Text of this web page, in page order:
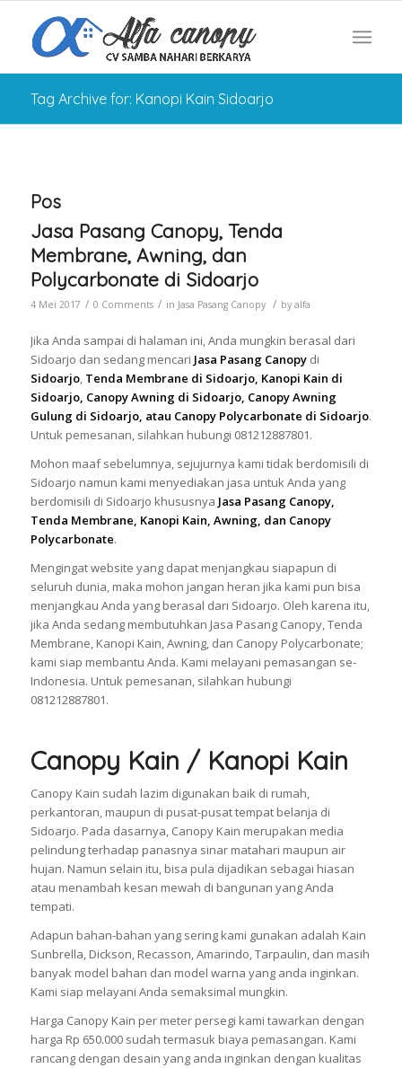
Tag Archive for: Kanopi Kain Sidoarjo
Pos
Jasa Pasang Canopy, Tenda
Membrane, Awning, dan
Polycarbonate di Sidoarjo
4 Mei 2017 / 0 Comments / in Jasa Pasang Canopy / by alfa
Jika Anda sampai di halaman ini, Anda mungkin berasal dari
Sidoarjo dan sedang mencari Jasa Pasang Canopy di
Sidoarjo, Tenda Membrane di Sidoarjo, Kanopi Kain di
Sidoarjo, Canopy Awning di Sidoarjo, Canopy Awning
Gulung di Sidoarjo, atau Canopy Polycarbonate di Sidoarjo.
Untuk pemesanan, silahkan hubungi 081212887801.
Mohon maaf sebelumnya, sejujurnya kami tidak berdomisili di
Sidoarjo namun kami menyediakan jasa untuk Anda yang
berdomisili di Sidoarjo khususnya Jasa Pasang Canopy,
Tenda Membrane, Kanopi Kain, Awning, dan Canopy
Polycarbonate.
Mengingat website yang dapat menjangkau siapapun di
seluruh dunia, maka mohon jangan heran jika kami pun bisa
menjangkau Anda yang berasal dari Sidoarjo. Oleh karena itu,
jika Anda sedang membutuhkan Jasa Pasang Canopy, Tenda
Membrane, Kanopi Kain, Awning, dan Canopy Polycarbonate;
kami siap membantu Anda. Kami melayani pemasangan se-
Indonesia. Untuk pemesanan, silahkan hubungi
081212887801.
Canopy Kain / Kanopi Kain
Canopy Kain sudah lazim digunakan baik di rumah,
perkantoran, maupun di pusat-pusat tempat belanja di
Sidoarjo. Pada dasarnya, Canopy Kain merupakan media
pelindung terhadap panasnya sinar matahari maupun air
hujan. Namun selain itu, bisa pula dijadikan sebagai hiasan
atau menambah kesan mewah di bangunan yang Anda
tempati.
Adapun bahan-bahan yang sering kami gunakan adalah Kain
Sunbrella, Dickson, Recasson, Amarindo, Tarpaulin, dan masih
banyak model bahan dan model warna yang anda inginkan.
Kami siap melayani Anda semaksimal mungkin.
Harga Canopy Kain per meter persegi kami tawarkan dengan
harga Rp 650.000 sudah termasuk biaya pemasangan. Kami
rancang dengan desain yang anda inginkan dengan kualitas